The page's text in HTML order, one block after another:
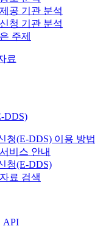
공 기관 분석
청 기관 분석
주제
료
DDS)
청(E-DDS) 이용 방법
비스 안내
청(E-DDS)
료 검색
API